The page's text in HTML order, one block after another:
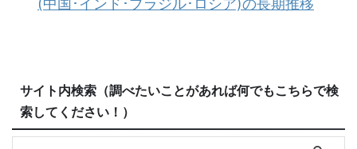
(中国･インド･ブラジル･ロシア)の長期推移
サイト内検索（調べたいことがあれば何でもこちらで検
索してください！）